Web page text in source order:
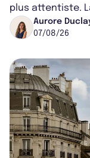
plus attentiste.
progresse de
Aurore
07/08/26